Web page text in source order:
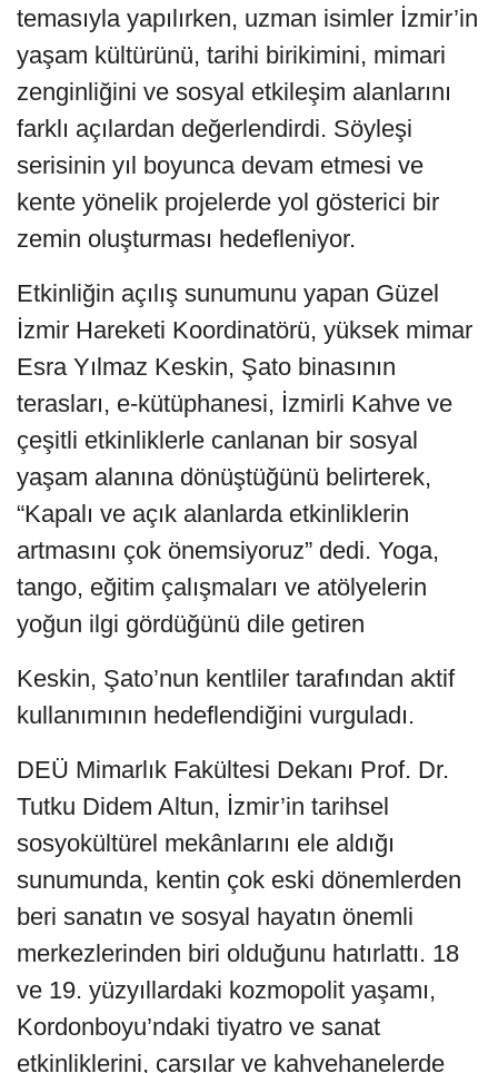
temasıyla yapılırken, uzman isimler İzmir’in
yaşam kültürünü, tarihi birikimini, mimari
zenginliğini ve sosyal etkileşim alanlarını
farklı açılardan değerlendirdi. Söyleşi
serisinin yıl boyunca devam etmesi ve
kente yönelik projelerde yol gösterici bir
zemin oluşturması hedefleniyor.
Etkinliğin açılış sunumunu yapan Güzel
İzmir Hareketi Koordinatörü, yüksek mimar
Esra Yılmaz Keskin, Şato binasının
terasları, e-kütüphanesi, İzmirli Kahve ve
çeşitli etkinliklerle canlanan bir sosyal
yaşam alanına dönüştüğünü belirterek,
“Kapalı ve açık alanlarda etkinliklerin
artmasını çok önemsiyoruz” dedi. Yoga,
tango, eğitim çalışmaları ve atölyelerin
yoğun ilgi gördüğünü dile getiren
Keskin, Şato’nun kentliler tarafından aktif
kullanımının hedeflendiğini vurguladı.
DEÜ Mimarlık Fakültesi Dekanı Prof. Dr.
Tutku Didem Altun, İzmir’in tarihsel
sosyokültürel mekânlarını ele aldığı
sunumunda, kentin çok eski dönemlerden
beri sanatın ve sosyal hayatın önemli
merkezlerinden biri olduğunu hatırlattı. 18
ve 19. yüzyıllardaki kozmopolit yaşamı,
Kordonboyu’ndaki tiyatro ve sanat
etkinliklerini, çarşılar ve kahvehanelerde